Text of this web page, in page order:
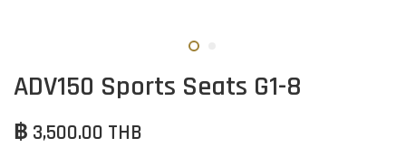
ADV150 Sports Seats G1-8
฿ 3,500.00 THB